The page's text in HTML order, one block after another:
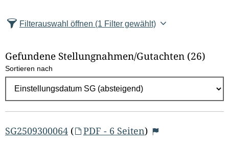
h
z
l
E
g
e
b
Filterauswahl öffnen (1 Filter gewählt)
Gefundene Stellungnahmen/⁠Gutachten (26)
Sortieren nach
SG2509300064 ( PDF - 6 Seiten)